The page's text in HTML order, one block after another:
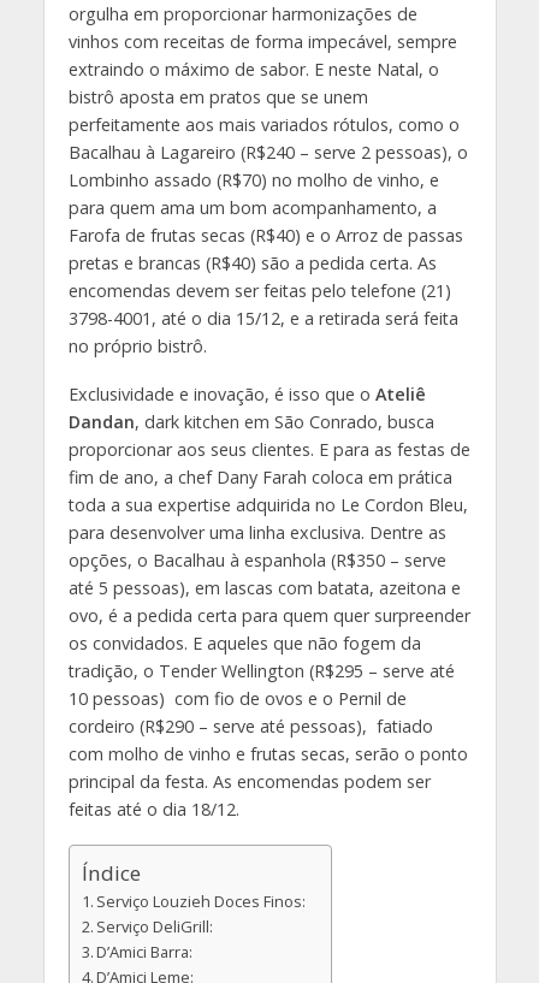
orgulha em proporcionar harmonizações de
vinhos com receitas de forma impecável, sempre
extraindo o máximo de sabor. E neste Natal, o
bistrô aposta em pratos que se unem
perfeitamente aos mais variados rótulos, como o
Bacalhau à Lagareiro (R$240 – serve 2 pessoas), o
Lombinho assado (R$70) no molho de vinho, e
para quem ama um bom acompanhamento, a
Farofa de frutas secas (R$40) e o Arroz de passas
pretas e brancas (R$40) são a pedida certa. As
encomendas devem ser feitas pelo telefone (21)
3798-4001, até o dia 15/12, e a retirada será feita
no próprio bistrô.
Exclusividade e inovação, é isso que o Ateliê
Dandan, dark kitchen em São Conrado, busca
proporcionar aos seus clientes. E para as festas de
fim de ano, a chef Dany Farah coloca em prática
toda a sua expertise adquirida no Le Cordon Bleu,
para desenvolver uma linha exclusiva. Dentre as
opções, o Bacalhau à espanhola (R$350 – serve
até 5 pessoas), em lascas com batata, azeitona e
ovo, é a pedida certa para quem quer surpreender
os convidados. E aqueles que não fogem da
tradição, o Tender Wellington (R$295 – serve até
10 pessoas) com fio de ovos e o Pernil de
cordeiro (R$290 – serve até pessoas), fatiado
com molho de vinho e frutas secas, serão o ponto
principal da festa. As encomendas podem ser
feitas até o dia 18/12.
Índice
Serviço Louzieh Doces Finos:
Serviço DeliGrill:
D’Amici Barra:
D’Amici Leme: